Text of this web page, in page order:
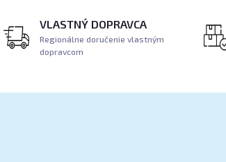
VLASTNÝ DOPRAVCA
Regionálne doručenie vlastným
dopravcom